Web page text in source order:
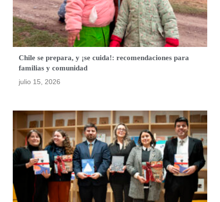
Chile se prepara, y ¡se cuida!: recomendaciones para
familias y comunidad
julio 15, 2026